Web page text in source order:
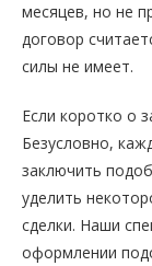
месяцев, но не
договор
силы не имеет.
Если коротко о
Безусловно,
заключить
уделить
сделки. Наши
оформлении